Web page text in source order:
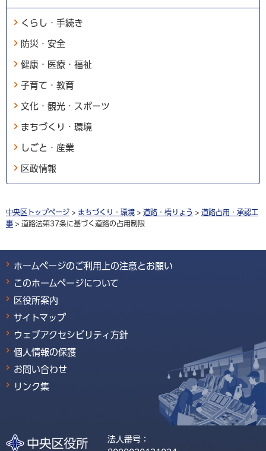
くらし・手続き
防災・安全
健康・医療・福祉
子育て・教育
文化・観光・スポーツ
まちづくり・環境
しごと・産業
区政情報
中央区トップページ > まちづくり・環境 > 道路・橋りょう > 道路占用・承認工
事 > 道路法第37条に基づく道路の占用制限
ホームページのご利用上の注意とお願い
このホームページについて
区役所案内
サイトマップ
ウェブアクセシビリティ方針
個人情報の保護
お問い合わせ
リンク集
法人番号：